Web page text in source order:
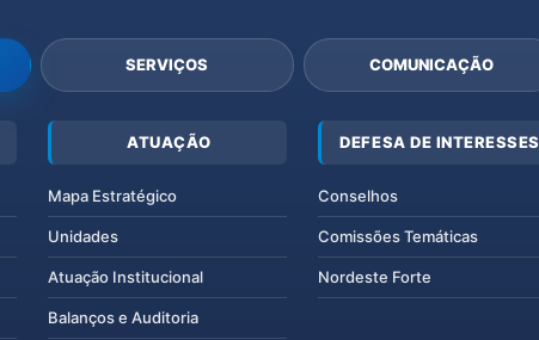
SERVIÇOS COMUNICAÇÃO
ATUAÇÃO
Mapa Estratégico
Unidades
Atuação Institucional
Balanços e Auditoria
DEFESA DE INTERESSES
Conselhos
Comissões Temáticas
Nordeste Forte